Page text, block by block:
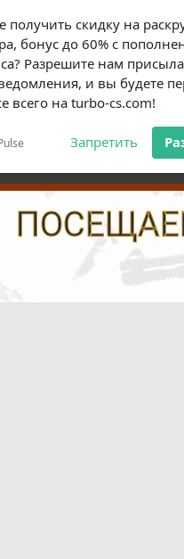
получить скидку на
бонус до 60% с
Разрешите нам
и вы будете
всего на turbo-cs.com!
Запретить